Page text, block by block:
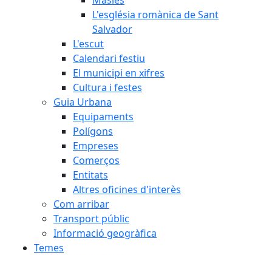
L'església romànica de Sant
Salvador
L'escut
Calendari festiu
El municipi en xifres
Cultura i festes
Guia Urbana
Equipaments
Polígons
Empreses
Comerços
Entitats
Altres oficines d'interès
Com arribar
Transport públic
Informació geogràfica
Temes